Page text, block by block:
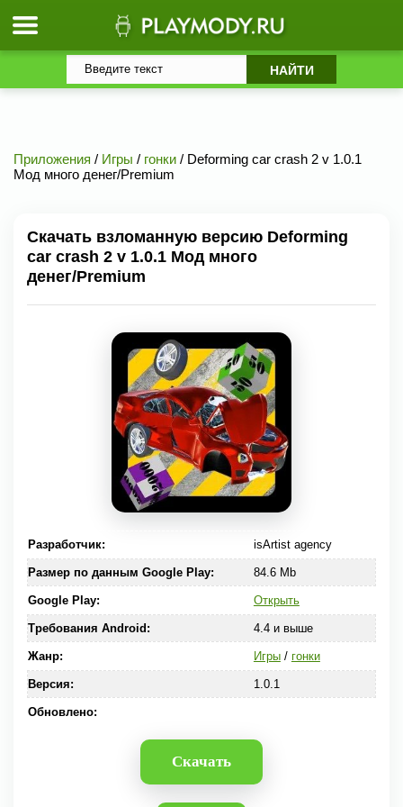
Приложения / Игры / гонки / Deforming car crash 2 v 1.0.1
Мод много денег/Premium
Скачать взломанную версию Deforming
car crash 2 v 1.0.1 Мод много
денег/Premium
Разработчик: isArtist agency
Размер по данным Google Play: 84.6 Mb
Google Play: Открыть
Требования Android: 4.4 и выше
Жанр: Игры/ гонки
Версия: 1.0.1
Обновлено:
Скачать